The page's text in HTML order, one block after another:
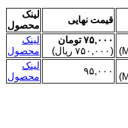
قیمت نهایی
لینک
محصول
۷۵,۰۰۰ تومان
(۷۵۰,۰۰۰ ریال)
لینک
محصول
۹۵,۰۰۰
لینک
محصول